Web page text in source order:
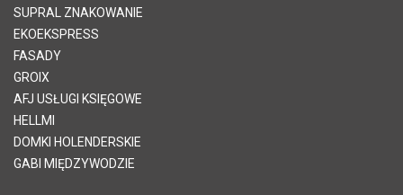
SUPRAL ZNAKOWANIE
EKOEKSPRESS
FASADY
GROIX
AFJ USŁUGI KSIĘGOWE
HELLMI
DOMKI HOLENDERSKIE
GABI MIĘDZYWODZIE